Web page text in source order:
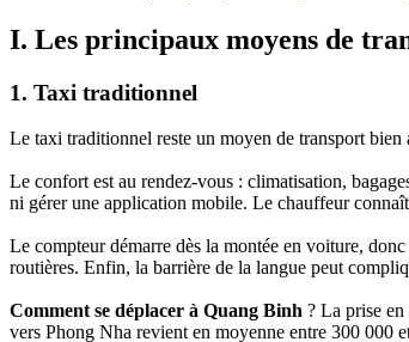
I. Les principaux moyens de
1. Taxi traditionnel
Le taxi‎ traditionnel reste un moyen‎ de transport‎
Le‎ confort est au rendez-vous :‎ climatisation,
ni gérer une application mobile.‎ Le chauffeur‎
Le compteur‎ démarre dès la‎ montée en voiture,‎
routières. Enfin, la‎ barrière de la‎ langue peut
Comment se déplacer à Quang Binh ? La prise‎
vers Phong Nha revient‎ en moyenne entre‎ 300 000